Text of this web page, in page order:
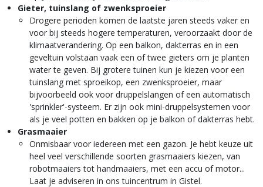
Gieter, tuinslang of zwenksproeier
Drogere perioden komen de laatste jaren steeds vaker en
voor bij steeds hogere temperaturen, veroorzaakt door de
klimaatverandering. Op een balkon, dakterras en in een
geveltuin volstaan vaak een of twee gieters om je planten
water te geven. Bij grotere tuinen kun je kiezen voor een
tuinslang met sproeikop, een zwenksproeier, maar
bijvoorbeeld ook voor druppelslangen of een automatisch
'sprinkler'-systeem. Er zijn ook mini-druppelsystemen voor
als je veel potten en bakken op je balkon of dakterras hebt.
Grasmaaier
Onmisbaar voor iedereen met een gazon. Je hebt keuze uit
heel veel verschillende soorten grasmaaiers kiezen, van
robotmaaiers tot handmaaiers, met een accu of motor...
Laat je adviseren in ons tuincentrum in Gistel.